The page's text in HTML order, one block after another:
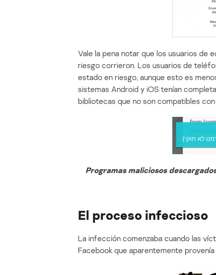
Vale la pena notar que los usuarios de
riesgo corrieron. Los usuarios de
estado en riesgo, aunque esto es
sistemas Android y iOS tenían
bibliotecas que no son compatibles
Programas maliciosos
El proceso infeccioso
La infección comenzaba cuando las
Facebook que aparentemente provenía